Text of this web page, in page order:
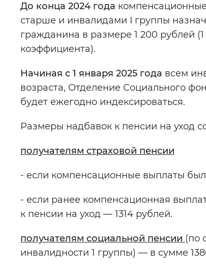
Вернуть стандартные
До конца 2024 года
старше и инвалидами I группы
гражданина в размере 1 200 рублей
коэффициента).
Начиная с 1 января 2025 года всем
возраста, Отделение Социального
будет ежегодно индексироваться.
Размеры надбавок к пенсии на уход
получателям страховой пенсии
- если компенсационные выплаты
- если ранее компенсационная
к пенсии на уход — 1314 рублей.
получателям социальной пенсии (по
инвалидности 1 группы) — в сумме